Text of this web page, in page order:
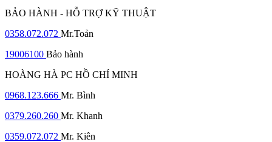
BẢO HÀNH - HỖ TRỢ KỸ THUẬT
0358.072.072 Mr.Toản
19006100 Bảo hành
HOÀNG HÀ PC HỒ CHÍ MINH
0968.123.666 Mr. Bình
0379.260.260 Mr. Khanh
0359.072.072 Mr. Kiên